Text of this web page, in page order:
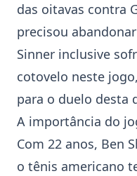
das oitavas contra
precisou
Sinner inclusive
cotovelo neste
para o duelo desta
A importância do
Com 22 anos, Ben
o tênis americano